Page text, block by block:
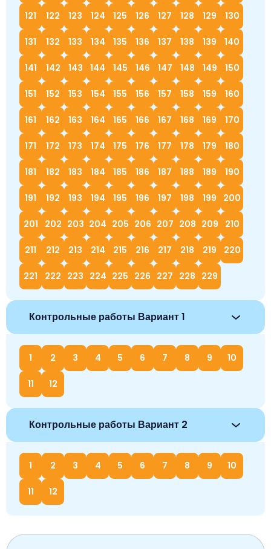
121 122 123 124 125 126 127 128 129 130
131 132 133 134 135 136 137 138 139 140
141 142 143 144 145 146 147 148 149 150
151 152 153 154 155 156 157 158 159 160
161 162 163 164 165 166 167 168 169 170
171 172 173 174 175 176 177 178 179 180
181 182 183 184 185 186 187 188 189 190
191 192 193 194 195 196 197 198 199 200
201 202 203 204 205 206 207 208 209 210
211 212 213 214 215 216 217 218 219 220
221 222 223 224 225 226 227 228 229
Контрольные работы Вариант 1
1 2 3 4 5 6 7 8 9 10
11 12
Контрольные работы Вариант 2
1 2 3 4 5 6 7 8 9 10
11 12